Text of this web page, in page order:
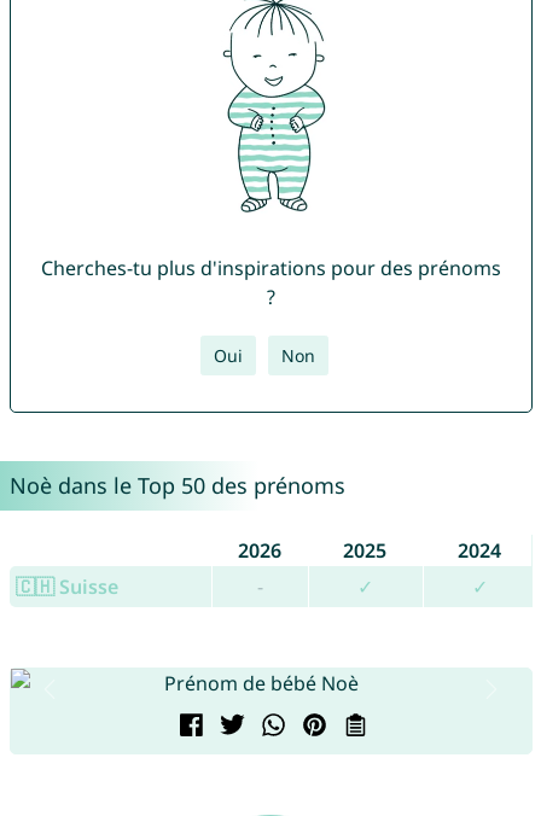
Cherches-tu plus d'inspirations pour des prénoms
?
Oui Non
Noè dans le Top 50 des prénoms
2026 2025
2024
🇨🇭 Suisse
- ✓ ✓